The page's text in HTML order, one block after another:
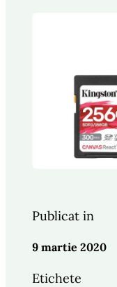
Publicat in
9 martie 2020
Etichete